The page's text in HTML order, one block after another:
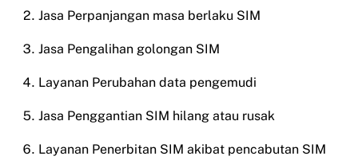
Jasa Perpanjangan masa berlaku SIM
Jasa Pengalihan golongan SIM
Layanan Perubahan data pengemudi
Jasa Penggantian SIM hilang atau rusak
Layanan Penerbitan SIM akibat pencabutan SIM